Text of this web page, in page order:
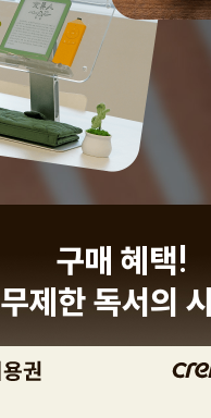
구매 혜택!
무제한 독서의